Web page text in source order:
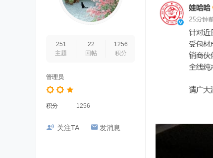
251
主题
22
回帖
1256
积分
管理员
积分 1256
关注TA 发消息